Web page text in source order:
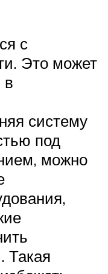
с
Это может
в
систему
под
можно
Такая